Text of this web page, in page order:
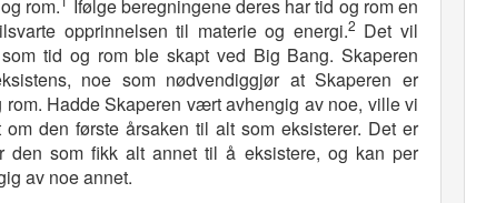
rom.
Ifølge beregningene deres har tid og rom en
opprinnelsen til materie og energi.2 Det vil
tid og rom ble skapt ved Big Bang. Skaperen
noe som nødvendiggjør at Skaperen er
Hadde Skaperen vært avhengig av noe, ville vi
den første årsaken til alt som eksisterer. Det er
den som fikk alt annet til å eksistere, og kan per
av noe annet.